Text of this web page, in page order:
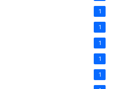
1
1
1
1
1